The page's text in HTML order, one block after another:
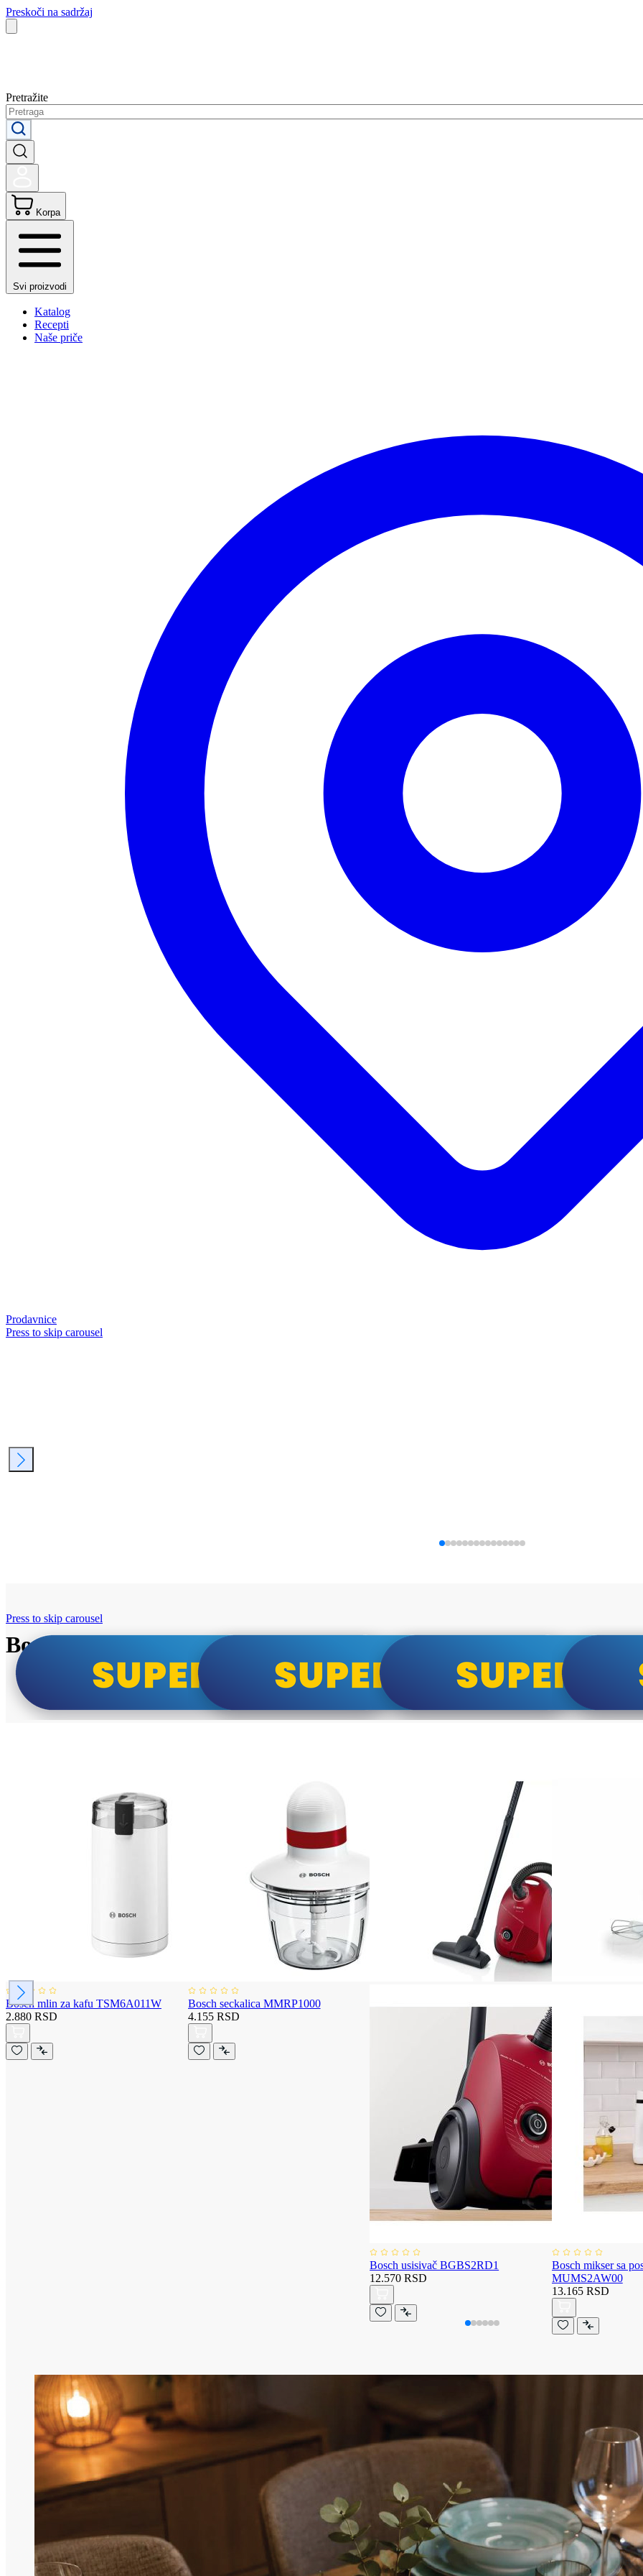
Preskoči na sadržaj
Pretražite
Korpa
Svi proizvodi
Katalog
Recepti
Naše priče
Prodavnice
Press to skip carousel
Bosch super cene
Press to skip carousel
Bosch mlin za kafu TSM6A011W
2.880 RSD
Bosch seckalica MMRP1000
4.155 RSD
Bosch usisivač BGBS2RD1
12.570 RSD
Bosch mikser sa
MUMS2AW00
13.165 RSD